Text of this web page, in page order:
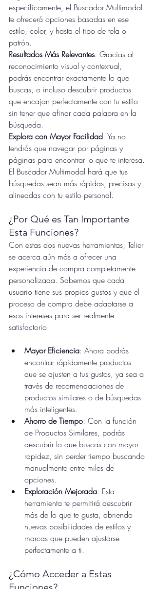
específicamente, el Buscador Multimodal
te ofrecerá opciones basadas en ese
estilo, color, y hasta el tipo de tela o
patrón.
Resultados Más Relevantes: Gracias al
reconocimiento visual y contextual,
podrás encontrar exactamente lo que
buscas, o incluso descubrir productos
que encajan perfectamente con tu estilo
sin tener que afinar cada palabra en la
búsqueda.
Explora con Mayor Facilidad: Ya no
tendrás que navegar por páginas y
páginas para encontrar lo que te interesa.
El Buscador Multimodal hará que tus
búsquedas sean más rápidas, precisas y
alineadas con tu estilo personal.
¿Por Qué es Tan Importante
Esta Funciones?
Con estas dos nuevas herramientas, Telier
se acerca aún más a ofrecer una
experiencia de compra completamente
personalizada. Sabemos que cada
usuario tiene sus propios gustos y que el
proceso de compra debe adaptarse a
esos intereses para ser realmente
satisfactorio.
Mayor Eficiencia: Ahora podrás
encontrar rápidamente productos
que se ajusten a tus gustos, ya sea a
través de recomendaciones de
productos similares o de búsquedas
más inteligentes.
Ahorro de Tiempo: Con la función
de Productos Similares, podrás
descubrir lo que buscas con mayor
rapidez, sin perder tiempo buscando
manualmente entre miles de
opciones.
Exploración Mejorada: Esta
herramienta te permitirá descubrir
más de lo que te gusta, abriendo
nuevas posibilidades de estilos y
marcas que pueden ajustarse
perfectamente a ti.
¿Cómo Acceder a Estas